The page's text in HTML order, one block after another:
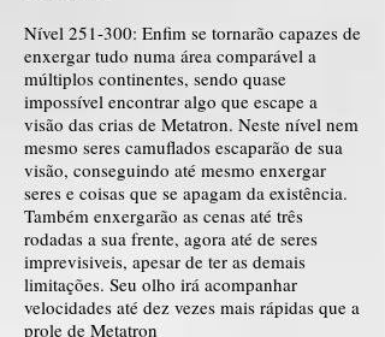
Nível 251-300: Enfim se tornarão capazes de
enxergar tudo numa área comparável a
múltiplos continentes, sendo quase
impossível encontrar algo que escape a
visão das crias de Metatron. Neste nível nem
mesmo seres camuflados escaparão de sua
visão, conseguindo até mesmo enxergar
seres e coisas que se apagam da existência.
Também enxergarão as cenas até três
rodadas a sua frente, agora até de seres
imprevisiveis, apesar de ter as demais
limitações. Seu olho irá acompanhar
velocidades até dez vezes mais rápidas que a
prole de Metatron